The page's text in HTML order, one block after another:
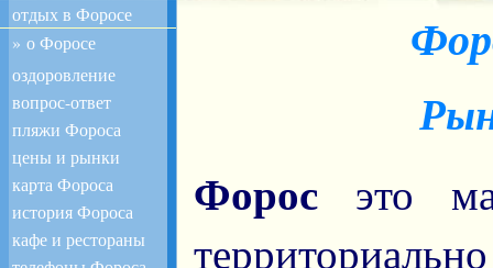
Форос это
отдых в Форосе
» о Форосе
оздоровление
вопрос-ответ
пляжи Фороса
цены и рынки
карта Фороса
история Фороса
кафе и рестораны